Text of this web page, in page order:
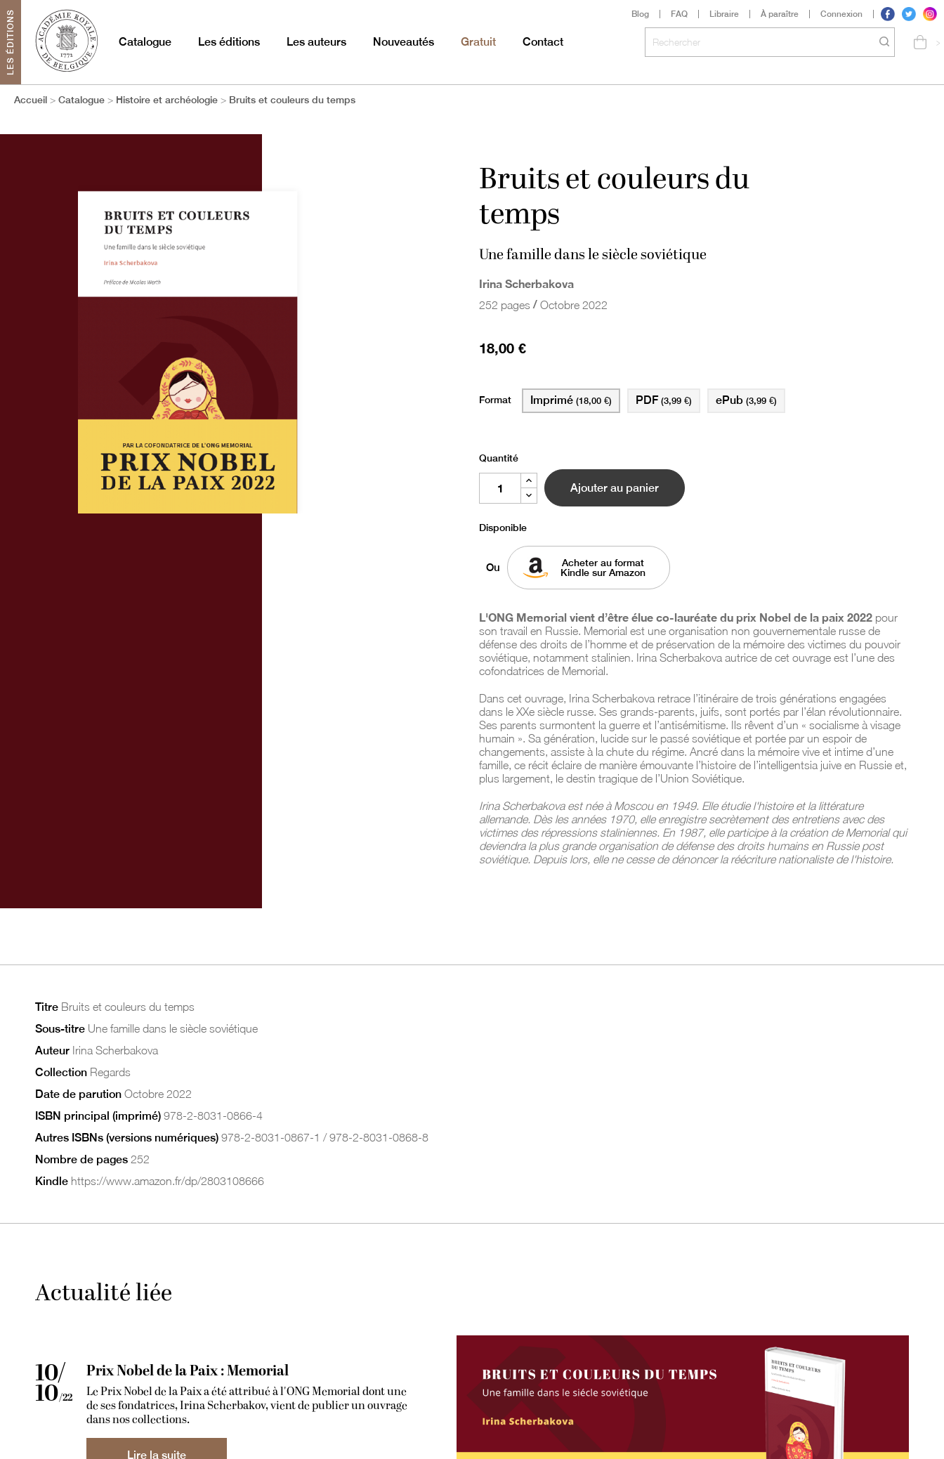
Blog FAQ Libraire À paraître Connexion
LES ÉDITIONS Catalogue Les éditions Les auteurs Nouveautés Gratuit Contact >
Accueil Catalogue Histoire et archéologie Bruits et couleurs du temps
Bruits et couleurs du
temps
Une famille dans le siècle soviétique
Irina Scherbakova
252 pages / Octobre 2022
18,00 €
Format Imprimé (18,00 €) ePub (3,99 €)
PDF (3,99 €)
Quantité
Ajouter au panier
Disponible
Ou
Acheter au format
Kindle sur Amazon
L'ONG Memorial vient d’être élue co-lauréate du prix Nobel de la paix 2022 pour
son travail en Russie. Memorial est une organisation non gouvernementale russe de
défense des droits de l’homme et de préservation de la mémoire des victimes du pouvoir
soviétique, notamment stalinien. Irina Scherbakova​ autrice de cet ouvrage est l’une des
cofondatrices de Memorial.
Dans cet ouvrage, Irina Scherbakova retrace l’itinéraire de trois générations engagées
dans le XXe siècle russe. Ses grands-parents, juifs, sont portés par l’élan révolutionnaire.
Ses parents surmontent la guerre et l’antisémitisme. Ils rêvent d’un « socialisme à visage
humain ». Sa génération, lucide sur le passé soviétique et portée par un espoir de
changements, assiste à la chute du régime. Ancré dans la mémoire vive et intime d’une
famille, ce récit éclaire de manière émouvante l’histoire de l’intelligentsia juive en Russie et,
plus largement, le destin tragique de l’Union Soviétique.
Irina Scherbakova est née à Moscou en 1949. Elle étudie l'histoire et la littérature
allemande. Dès les années 1970, elle enregistre secrètement des entretiens avec des
victimes des répressions staliniennes. En 1987, elle participe à la création de Memorial qui
deviendra la plus grande organisation de défense des droits humains en Russie post
soviétique. Depuis lors, elle ne cesse de dénoncer la réécriture nationaliste de l'histoire.
Titre Bruits et couleurs du temps
Sous-titre Une famille dans le siècle soviétique
Auteur Irina Scherbakova
Collection Regards
Date de parution Octobre 2022
ISBN principal (imprimé) 978-2-8031-0866-4
Autres ISBNs (versions numériques) 978-2-8031-0867-1 / 978-2-8031-0868-8
Nombre de pages 252
Kindle https://www.amazon.fr/dp/2803108666
Actualité liée
10/
10/22
Prix Nobel de la Paix : Memorial
Le Prix Nobel de la Paix a été attribué à l'ONG Memorial dont une
de ses fondatrices, Irina Scherbakov, vient de publier un ouvrage
dans nos collections.
Lire la suite